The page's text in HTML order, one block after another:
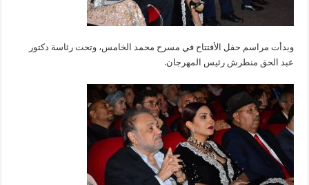
وبدأت مراسم حفل اﻷفتتاح في مسرح محمد الخامس، وتحت رئاسة دكتور
عبد الحق منطرش رئيس المهرجان.